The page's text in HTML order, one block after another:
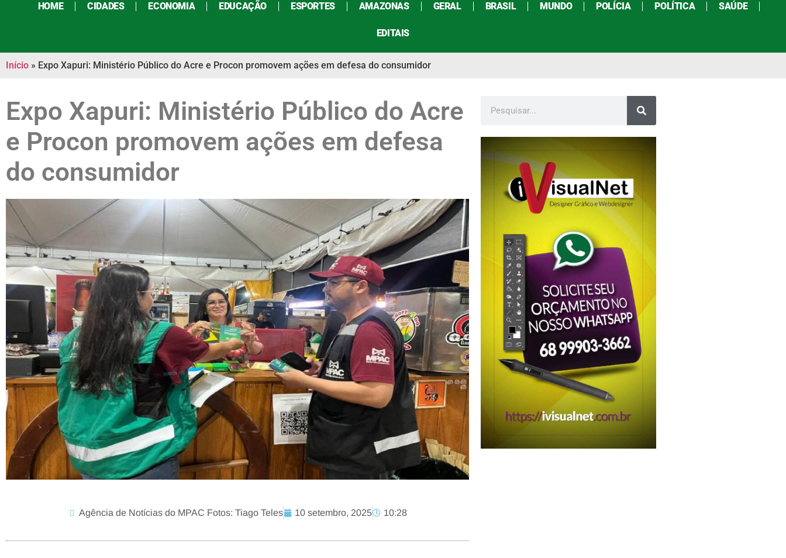
HOME CIDADES ECONOMIA EDUCAÇÃO ESPORTES AMAZONAS GERAL BRASIL MUNDO POLÍCIA POLÍTICA SAÚDE
EDITAIS
Início » Expo Xapuri: Ministério Público do Acre e Procon promovem ações em defesa do consumidor
Expo Xapuri: Ministério Público do Acre
e Procon promovem ações em defesa
do consumidor
Agência de Notícias do MPAC Fotos: Tiago Teles 10 setembro, 2025 10:28